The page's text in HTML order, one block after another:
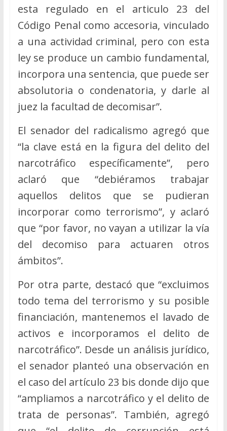
esta regulado en el articulo 23 del
Código Penal como accesoria, vinculado
a una actividad criminal, pero con esta
ley se produce un cambio fundamental,
incorpora una sentencia, que puede ser
absolutoria o condenatoria, y darle al
juez la facultad de decomisar”.
El senador del radicalismo agregó que
“la clave está en la figura del delito del
narcotráfico específicamente”, pero
aclaró que “debiéramos trabajar
aquellos delitos que se pudieran
incorporar como terrorismo”, y aclaró
que “por favor, no vayan a utilizar la vía
del decomiso para actuaren otros
ámbitos”.
Por otra parte, destacó que “excluimos
todo tema del terrorismo y su posible
financiación, mantenemos el lavado de
activos e incorporamos el delito de
narcotráfico”. Desde un análisis jurídico,
el senador planteó una observación en
el caso del artículo 23 bis donde dijo que
“ampliamos a narcotráfico y el delito de
trata de personas”. También, agregó